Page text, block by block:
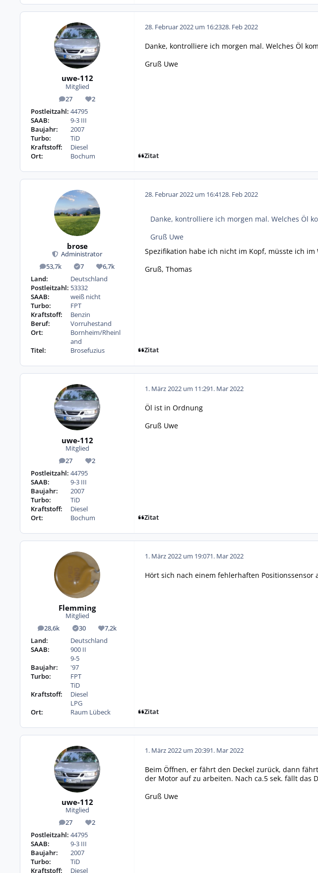
uwe-112
Mitglied
27
Beiträge 2
Reputation
Postleitzahl: 44795
SAAB:
9-3 III
Baujahr:
2007
Turbo:
TiD
Kraftstoff:
Diesel
Ort:
Bochum
28. Februar 2022 um 16:2328. Feb 2022
Danke, kontrolliere ich morgen mal. Welches Öl
Gruß Uwe
Zitat
brose
Administrator
53,7k
Beiträge 7
Lösungen6,7k
Reputation
Land:
Deutschland
Postleitzahl: 53332
SAAB:
weiß nicht
Turbo:
FPT
Kraftstoff:
Benzin
Beruf:
Vorruhestand
Ort:
Bornheim/Rheinl
and
Titel:
Brosefuzius
28. Februar 2022 um 16:4128. Feb 2022
Danke, kontrolliere ich morgen mal. Welches Öl
Gruß Uwe
Spezifikation habe ich nicht im Kopf, müsste ich im
Gruß, Thomas
Zitat
uwe-112
Mitglied
27
Beiträge 2
Reputation
Postleitzahl: 44795
SAAB:
9-3 III
Baujahr:
2007
Turbo:
TiD
Kraftstoff:
Diesel
Ort:
Bochum
1. März 2022 um 11:291. Mar 2022
Öl ist in Ordnung
Gruß Uwe
Zitat
Flemming
Mitglied
28,6k
Beiträge 30
Lösungen7,2k
Reputation
Land:
Deutschland
SAAB:
900 II
9-5
Baujahr:
'97
Turbo:
FPT
TiD
Kraftstoff:
Diesel
LPG
Ort:
Raum Lübeck
1. März 2022 um 19:071. Mar 2022
Hört sich nach einem fehlerhaften
Zitat
uwe-112
Mitglied
27
Beiträge 2
Reputation
Postleitzahl: 44795
SAAB:
9-3 III
Baujahr:
2007
Turbo:
TiD
Kraftstoff:
Diesel
1. März 2022 um 20:391. Mar 2022
Beim Öffnen, er fährt den Deckel zurück, dann
der Motor auf zu arbeiten. Nach ca.5 sek. fällt das
Gruß Uwe